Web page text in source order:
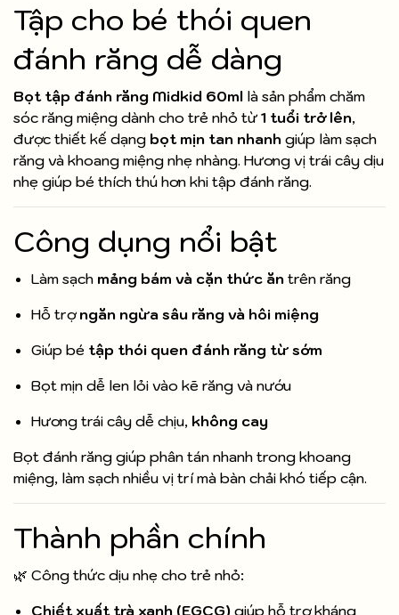
Tập cho bé thói quen
đánh răng dễ dàng
Bọt tập đánh răng Midkid 60ml là sản phẩm chăm
sóc răng miệng dành cho trẻ nhỏ từ 1 tuổi trở lên,
được thiết kế dạng bọt mịn tan nhanh giúp làm sạch
răng và khoang miệng nhẹ nhàng. Hương vị trái cây dịu
nhẹ giúp bé thích thú hơn khi tập đánh răng.
Công dụng nổi bật
Làm sạch mảng bám và cặn thức ăn trên răng
Hỗ trợngăn ngừa sâu răng và hôi miệng
Giúp bé tập thói quen đánh răng từ sớm
Bọt mịn dễ len lỏi vào kẽ răng và nướu
Hương trái cây dễ chịu, không cay
Bọt đánh răng giúp phân tán nhanh trong khoang
miệng, làm sạch nhiều vị trí mà bàn chải khó tiếp cận.
Thành phần chính
🌿 Công thức dịu nhẹ cho trẻ nhỏ:
Chiết xuất trà xanh (EGCG) giúp hỗ trợ kháng